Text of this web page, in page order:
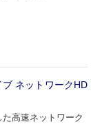
ネットワークHD
高速ネットワーク